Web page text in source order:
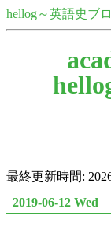
hellog～英語史ブ
最終更新時間:
2019-06-12 Wed